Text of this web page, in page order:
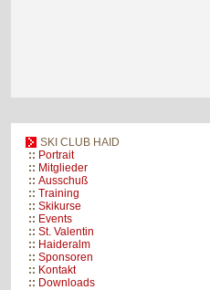
SKI CLUB HAID
:: Portrait
:: Mitglieder
:: Ausschuß
:: Training
:: Skikurse
:: Events
:: St. Valentin
:: Haideralm
:: Sponsoren
:: Kontakt
:: Downloads